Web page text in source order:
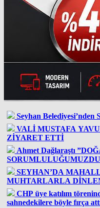
Seyhan Belediyesi’nden
VALİ MUSTAFA
ZİYARET ETTİ
Ahmet Dağlaraştı
SEYHAN’DA
MUHTARLARLA
CHP üye katılım
sahnedekilere böyle fırça